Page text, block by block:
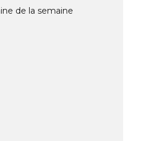
de la semaine